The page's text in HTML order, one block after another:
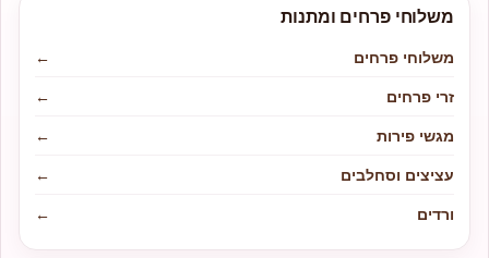
משלוחי פרחים ומתנות
משלוחי פרחים
←
זרי פרחים
←
מגשי פירות
←
עציצים וסחלבים
←
ורדים
←